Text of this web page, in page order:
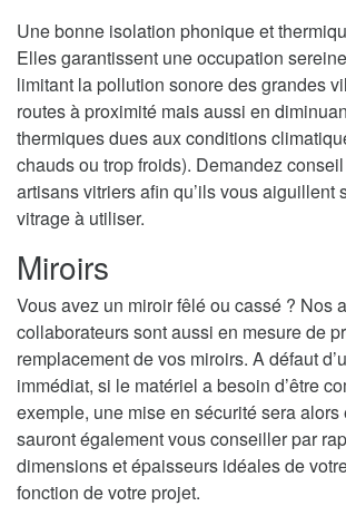
Une bonne isolation phonique et
Elles garantissent une occupation
limitant la pollution sonore des grandes
routes à proximité mais aussi en
thermiques dues aux conditions
chauds ou trop froids). Demandez
artisans vitriers afin qu’ils vous aiguillent
vitrage à utiliser.
Miroirs
Vous avez un miroir fêlé ou cassé ? Nos
collaborateurs sont aussi en mesure de
remplacement de vos miroirs. A défaut
immédiat, si le matériel a besoin d’être
exemple, une mise en sécurité sera
sauront également vous conseiller par
dimensions et épaisseurs idéales de
fonction de votre projet.